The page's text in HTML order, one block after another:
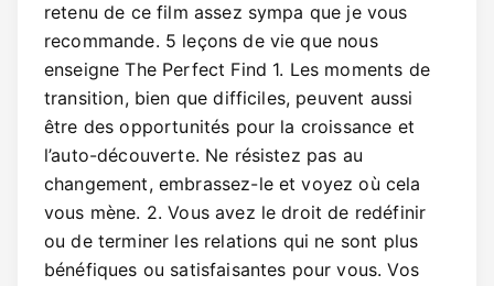
retenu de ce film assez sympa que je vous
recommande. 5 leçons de vie que nous
enseigne The Perfect Find 1. Les moments de
transition, bien que difficiles, peuvent aussi
être des opportunités pour la croissance et
l’auto-découverte. Ne résistez pas au
changement, embrassez-le et voyez où cela
vous mène. 2. Vous avez le droit de redéfinir
ou de terminer les relations qui ne sont plus
bénéfiques ou satisfaisantes pour vous. Vos